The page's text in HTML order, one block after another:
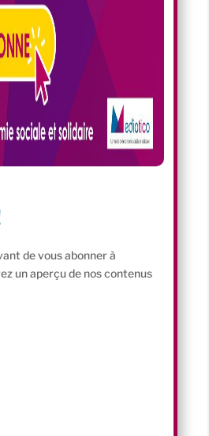
de vous abonner à
un aperçu de nos contenus